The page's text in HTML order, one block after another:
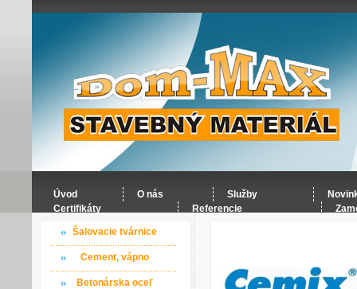
Úvod O nás Služby
Certifikáty
Referencie
Šalovacie tvárnice
Cement, vápno
Betonárska oceľ